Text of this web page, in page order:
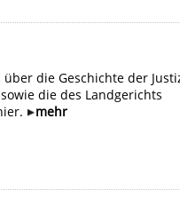
über die Geschichte der
die des Landgerichts
mehr